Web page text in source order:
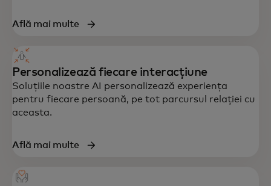
Află mai multe
Personalizează fiecare interacțiune
Soluțiile noastre AI personalizează experiența
pentru fiecare persoană, pe tot parcursul relației cu
aceasta.
Află mai multe